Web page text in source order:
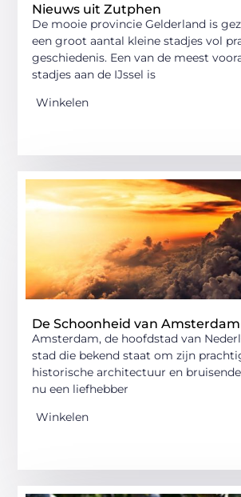
Nieuws uit Zutphen
De mooie provincie Gelderland is
een groot aantal kleine stadjes vol
geschiedenis. Een van de meest
stadjes aan de IJssel is
Winkelen
De Schoonheid van Amsterdam
Amsterdam, de hoofdstad van
stad die bekend staat om zijn
historische architectuur en
nu een liefhebber
Winkelen